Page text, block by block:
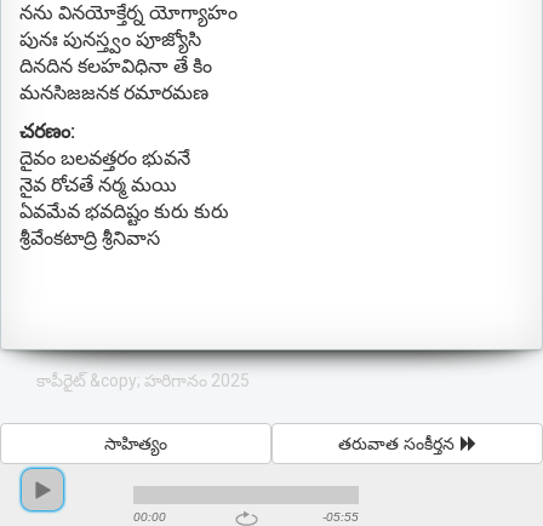
నను వినయోక్తేర్న యోగ్యాహం
పునః పునస్త్వం పూజ్యోసి
దినదిన కలహవిధినా తే కిం
మనసిజజనక రమారమణ
చరణం:
దైవం బలవత్తరం భువనే
నైవ రోచతే నర్మ మయి
ఏవమేవ భవదిష్టం కురు కురు
శ్రీవేంకటాద్రి శ్రీనివాస
కాపీరైట్ &copy; హరిగానం 2025
తరువాత సంకీర్తన
సాహిత్యం
00:00 -05:55